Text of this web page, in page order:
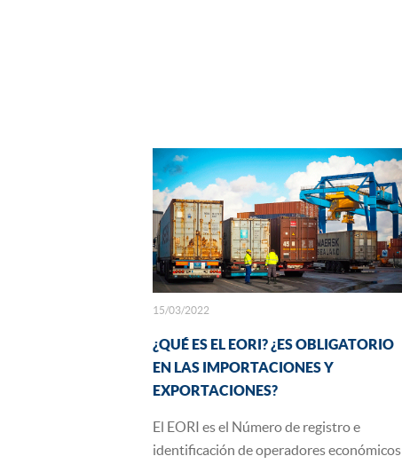
15/03/2022
¿QUÉ ES EL EORI? ¿ES OBLIGATORIO
EN LAS IMPORTACIONES Y
EXPORTACIONES?
​El EORI es el Número de registro e
identificación de operadores económicos